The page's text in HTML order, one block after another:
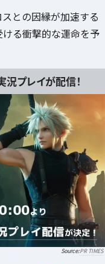
との因縁が加速する
る衝撃的な運命を予
プレイが配信！
PR TIMES